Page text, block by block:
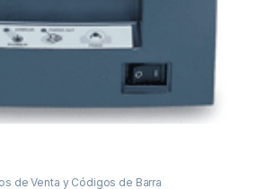
de Venta y Códigos de Barra